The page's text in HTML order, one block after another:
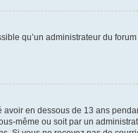
qu’un administrateur du
en dessous de 13 ans
même ou soit par un